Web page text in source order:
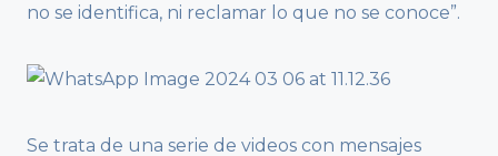
no se identifica, ni reclamar lo que no se conoce”.
Se trata de una serie de videos con mensajes